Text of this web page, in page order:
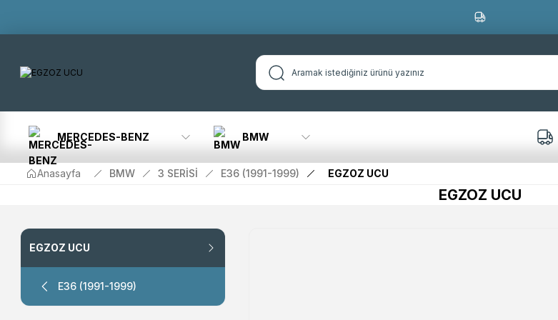
MERCEDES-BENZ BMW
Anasayfa BMW 3 SERİSİ E36 (1991-1999) EGZOZ UCU
EGZOZ UCU
EGZOZ UCU
E36 (1991-1999)